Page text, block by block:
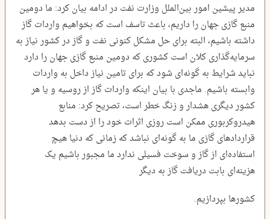
مدیر پیشین امور بین‌الملل وزارت نفت در ادامه بیان کرد: ما دومین
منبع گازی جهان را داریم، باعث تاسف است که بخواهیم واردات گاز
داشته باشیم، البته برای حل مشکل کنونی نفت و گاز در کشور نیاز به
سرمایه‌گذاری کلان است کشوری که دومین منبع گازی جهان را دارد
نباید شرایط به گونه‌ای شود که برای تامین نیاز داخل به واردات
وابسته باشیم. ماجدی با بیان اینکه واردات گاز از روسیه و یا هر
کشور دیگری هشدار و زنگ خطر است، تصریح کرد: منابع
هیدروکربوری ممکن است روزی اثرات خود را از دست بدهد
قراردادهای گازی ما به گونه‌ای نباشد که زمانی که دنیا هیچ
استفاده‌ای از گاز و سوخت فسیلی ندارد ما مجبور باشیم یک
هزینه‌ای بابت دریافت گاز به دیگر
کشورها بپردازیم.